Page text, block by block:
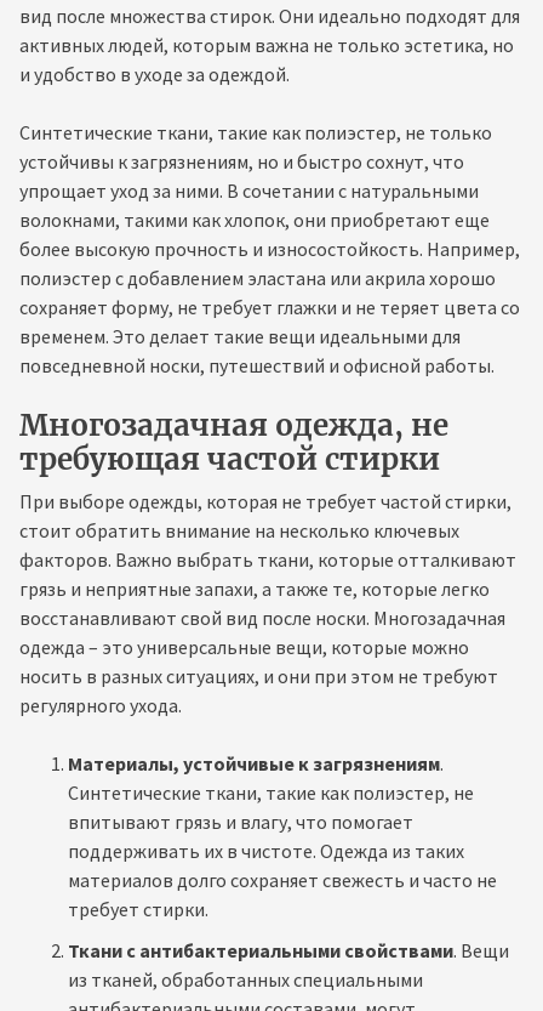
вид после множества стирок. Они идеально подходят для
активных людей, которым важна не только эстетика, но
и удобство в уходе за одеждой.
Синтетические ткани, такие как полиэстер, не только
устойчивы к загрязнениям, но и быстро сохнут, что
упрощает уход за ними. В сочетании с натуральными
волокнами, такими как хлопок, они приобретают еще
более высокую прочность и износостойкость. Например,
полиэстер с добавлением эластана или акрила хорошо
сохраняет форму, не требует глажки и не теряет цвета со
временем. Это делает такие вещи идеальными для
повседневной носки, путешествий и офисной работы.
Многозадачная одежда, не
требующая частой стирки
При выборе одежды, которая не требует частой стирки,
стоит обратить внимание на несколько ключевых
факторов. Важно выбрать ткани, которые отталкивают
грязь и неприятные запахи, а также те, которые легко
восстанавливают свой вид после носки. Многозадачная
одежда – это универсальные вещи, которые можно
носить в разных ситуациях, и они при этом не требуют
регулярного ухода.
Материалы, устойчивые к загрязнениям.
Синтетические ткани, такие как полиэстер, не
впитывают грязь и влагу, что помогает
поддерживать их в чистоте. Одежда из таких
материалов долго сохраняет свежесть и часто не
требует стирки.
Ткани с антибактериальными свойствами. Вещи
из тканей, обработанных специальными